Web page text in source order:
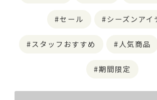
セール シーズンアイ
スタッフおすすめ 人気商品
期間限定